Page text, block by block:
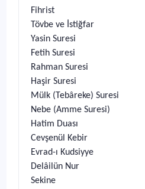
Fihrist
Tövbe ve İstiğfar
Yasin Suresi
Fetih Suresi
Rahman Suresi
Haşir Suresi
Mülk (Tebâreke) Suresi
Nebe (Amme Suresi)
Hatim Duası
Cevşenül Kebir
Evrad-ı Kudsiyye
Delâilün Nur
Sekine